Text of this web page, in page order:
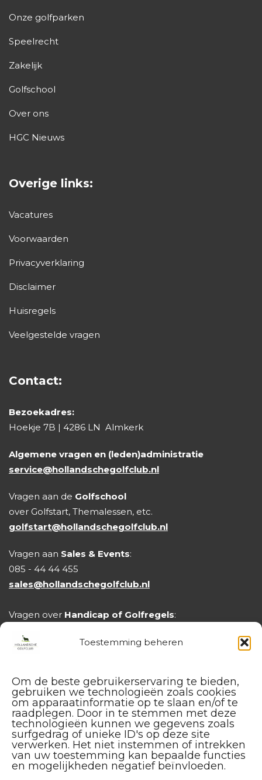
Toestemming beheren
Om de beste gebruikerservaring te bieden,
gebruiken we technologieën zoals cookies
om apparaatinformatie op te slaan en/of te
raadplegen. Door in te stemmen met deze
technologieën kunnen we gegevens zoals
surfgedrag of unieke ID's op deze site
verwerken. Het niet instemmen of intrekken
van uw toestemming kan bepaalde functies
en mogelijkheden negatief beïnvloeden.
Onze golfparken
Speelrecht
Zakelijk
Golfschool
Over ons
HGC Nieuws
Overige links:
Vacatures
Voorwaarden
Privacyverklaring
Disclaimer
Huisregels
Veelgestelde vragen
Contact:
Bezoekadres:
Hoekje 7B | 4286 LN Almkerk
Algemene vragen en (leden)administratie
service@hollandschegolfclub.nl
Vragen aan de Golfschool
over Golfstart, Themalessen, etc.
golfstart@hollandschegolfclub.nl
Vragen aan Sales & Events:
085 - 44 44 455
sales@hollandschegolfclub.nl
Vragen over Handicap of Golfregels: